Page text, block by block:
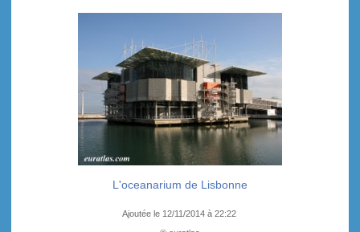
L'oceanarium de Lisbonne
Ajoutée le 12/11/2014 à 22:22